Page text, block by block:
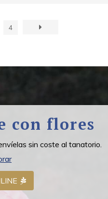
4
con flores
sin coste al tanatorio.